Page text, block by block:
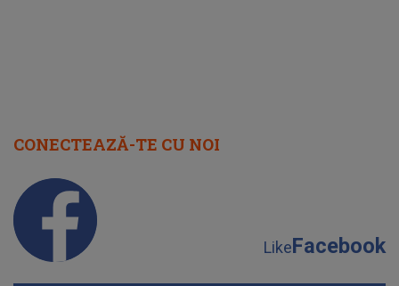
CONECTEAZĂ-TE CU NOI
LikeFacebook